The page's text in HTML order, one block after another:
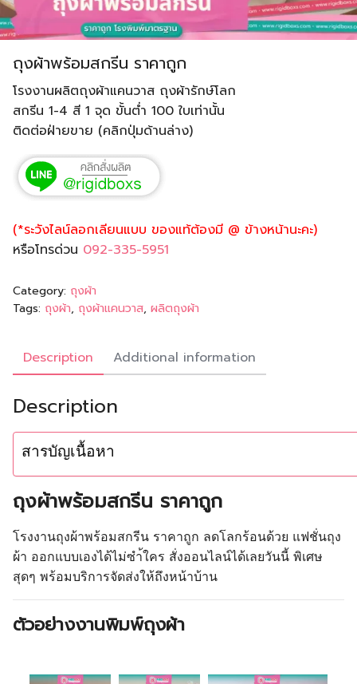
ถุงผ้าพร้อมสกรีน ราคาถูก
โรงงานผลิตถุงผ้าแคนวาส ถุงผ้ารักษ์โลก
สกรีน 1-4 สี 1 จุด ขั้นต่ำ 100 ใบเท่านั้น
ติดต่อฝ่ายขาย (คลิกปุ่มด้านล่าง)
(*ระวังไลน์ลอกเลียนแบบ ของแท้ต้องมี @ ข้างหน้านะคะ)
หรือโทรด่วน 092-335-5951
Category: ถุงผ้า
Tags: ถุงผ้า, ถุงผ้าแคนวาส, ผลิตถุงผ้า
Description Additional information
Description
สารบัญเนื้อหา
ถุงผ้าพร้อมสกรีน ราคาถูก
โรงงานถุงผ้าพร้อมสกรีน ราคาถูก ลดโลกร้อนด้วย แฟชั่นถุง
ผ้า ออกแบบเองได้ไม่ซำ้ใคร สั่งออนไลน์ได้เลยวันนี้ พิเศษ
สุดๆ พร้อมบริการจัดส่งให้ถึงหน้าบ้าน
ตัวอย่างงานพิมพ์ถุงผ้า